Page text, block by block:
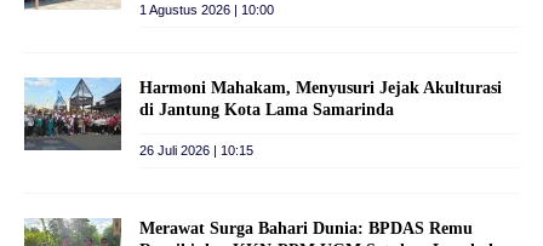
1 Agustus 2026 | 10:00
Harmoni Mahakam, Menyusuri Jejak Akulturasi
di Jantung Kota Lama Samarinda
26 Juli 2026 | 10:15
Merawat Surga Bahari Dunia: BPDAS Remu